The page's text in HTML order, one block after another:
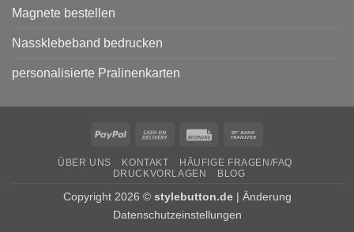
Magnete bestellen
Nassklebeband bedrucken
personalisierte Pralinenkarten
PayPal
Cash
Delivery
Rechung
ÜBER UNS KONTAKT
HÄUFIGE FRAGEN/FAQ
DRUCKVORLAGEN
BLOG
Copyright 2026 © stylebutton.de| Änderung
Datenschutzeinstellungen